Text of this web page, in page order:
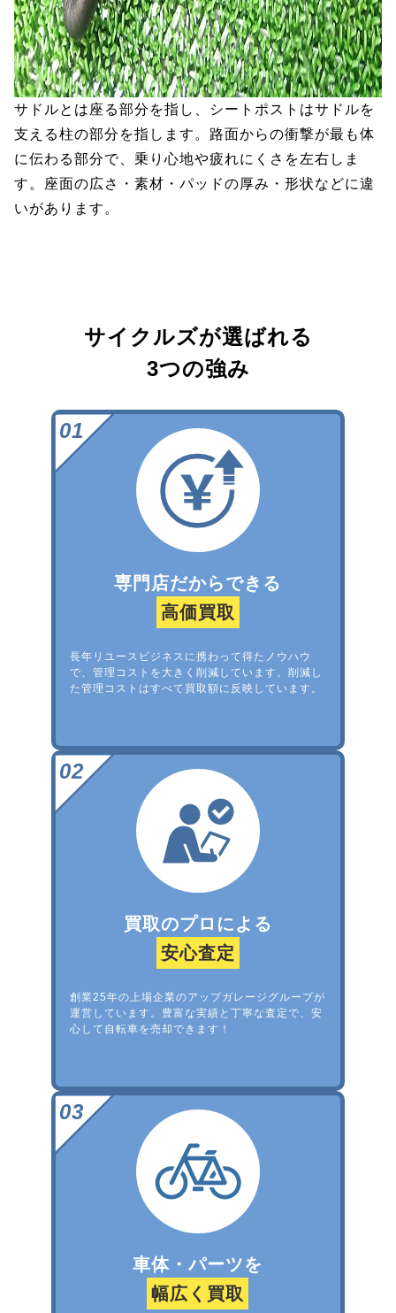
サドルとは座る部分を指し、シートポストはサドルを
支える柱の部分を指します。路面からの衝撃が最も体
に伝わる部分で、乗り心地や疲れにくさを左右しま
す。座面の広さ・素材・パッドの厚み・形状などに違
いがあります。
サイクルズが選ばれる
3つの強み
専門店だからできる
高価買取
長年リユースビジネスに携わって得たノウハウ
で、管理コストを大きく削減しています。削減し
た管理コストはすべて買取額に反映しています。
買取のプロによる
安心査定
創業25年の上場企業のアップガレージグループが
運営しています。豊富な実績と丁寧な査定で、安
心して自転車を売却できます！
車体・パーツを
幅広く買取